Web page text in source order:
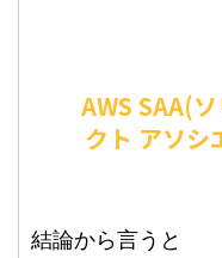
AWS SAA(
クト アソシ
結論から言うと